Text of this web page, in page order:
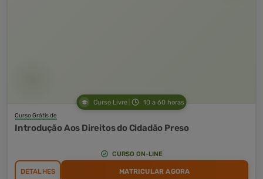
Curso Livre 10 a 60 horas
Curso Grátis de
Introdução Aos Direitos do Cidadão Preso
CURSO ON-LINE
DETALHES MATRICULAR AGORA